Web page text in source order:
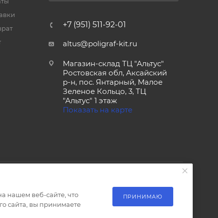
+7 (951) 511-92-01
altus@poligraf-kit.ru
Магазин-склад ТЦ "Альтус"
Ростовская обл, Аксайский
р-н, пос. Янтарный, Малое
Зеленое Кольцо, 3, ТЦ
"Альтус" 1 этаж
Показать на карте
нашем веб-сайте, что
сайта, вы принимаете
ПРИНИМАЮ